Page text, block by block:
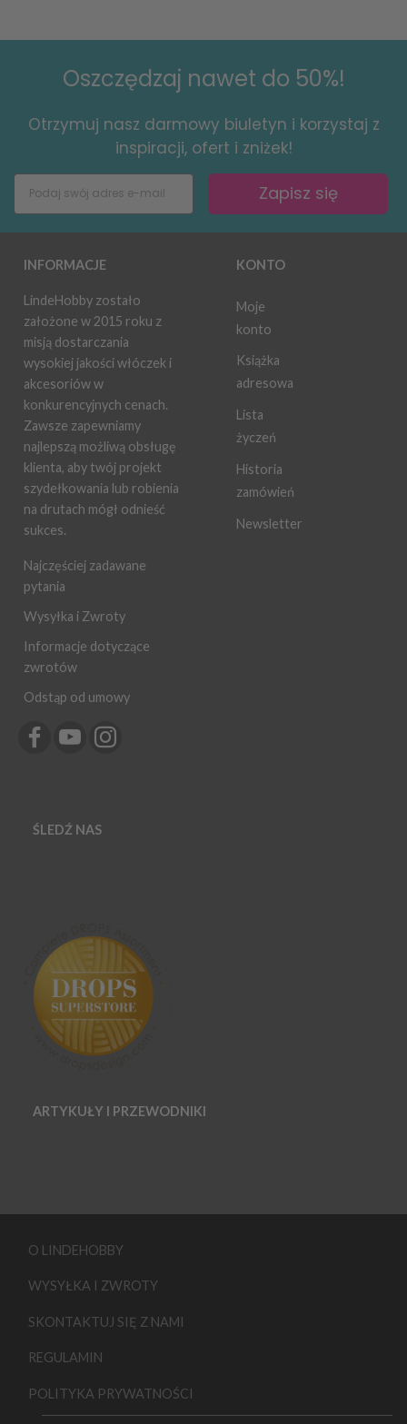
Oszczędzaj nawet do 50%!
Otrzymuj nasz darmowy biuletyn i korzystaj z
inspiracji, ofert i zniżek!
Zapisz się
INFORMACJE
LindeHobby zostało
założone w 2015 roku z
misją dostarczania
wysokiej jakości włóczek i
akcesoriów w
konkurencyjnych cenach.
Zawsze zapewniamy
najlepszą możliwą obsługę
klienta, aby twój projekt
szydełkowania lub robienia
na drutach mógł odnieść
sukces.
Najczęściej zadawane
pytania
Wysyłka i Zwroty
Informacje dotyczące
zwrotów
Odstąp od umowy
KONTO
Moje
konto
Książka
adresowa
Lista
życzeń
Historia
zamówień
Newsletter
ŚLEDŹ NAS
ARTYKUŁY I PRZEWODNIKI
O LINDEHOBBY
WYSYŁKA I ZWROTY
SKONTAKTUJ SIĘ Z NAMI
REGULAMIN
POLITYKA PRYWATNOŚCI